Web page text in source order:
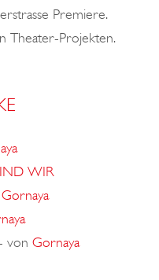
Premiere.
Theater-Projekten.
WIR
Gornaya
von Gornaya